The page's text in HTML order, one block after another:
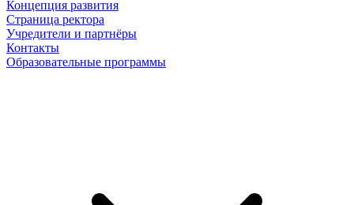
Концепция развития
Страница ректора
Учредители и партнёры
Контакты
Образовательные программы